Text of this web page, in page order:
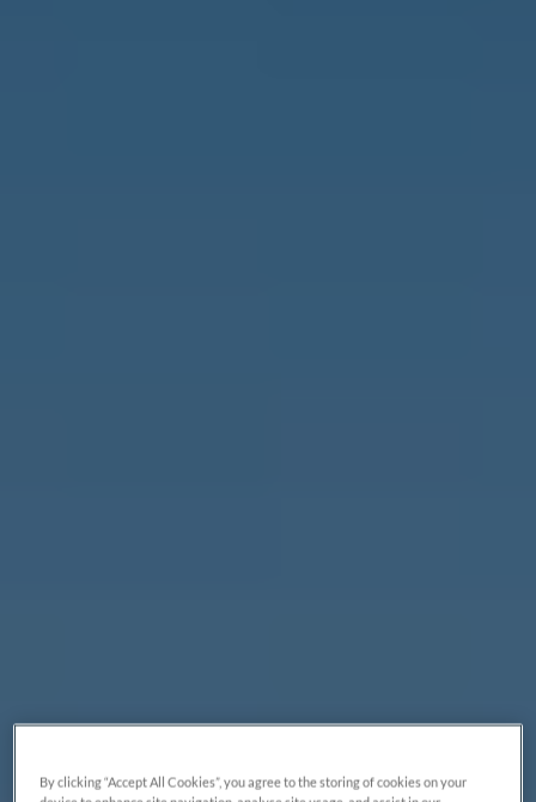
By clicking “Accept All Cookies”, you agree to the storing of cookies on your